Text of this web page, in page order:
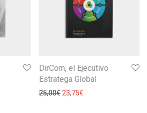
DirCom, el Ejecutivo
Estratega Global
25,00€ 23,75€